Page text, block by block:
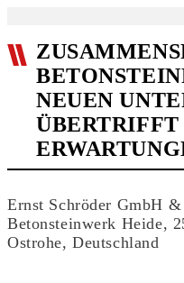
NEUEN
ÜBERTRIFFT
Ernst Schröder GmbH
Betonsteinwerk Heide,
Ostrohe, Deutschland